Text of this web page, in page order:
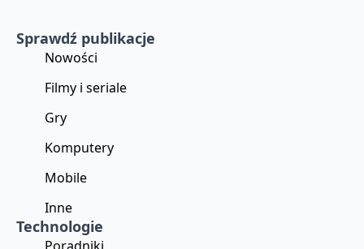
Sprawdź publikacje
Nowości
Filmy i seriale
Gry
Komputery
Mobile
Inne
Technologie